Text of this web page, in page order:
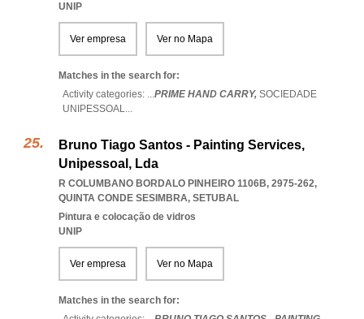
UNIP
Ver empresa Ver no Mapa
Matches in the search for:
Activity categories: ...PRIME HAND CARRY, SOCIEDADE
UNIPESSOAL...
Bruno Tiago Santos - Painting Services,
Unipessoal, Lda
R COLUMBANO BORDALO PINHEIRO 1106B, 2975-262,
QUINTA CONDE SESIMBRA, SETUBAL
Pintura e colocação de vidros
UNIP
Ver empresa Ver no Mapa
Matches in the search for: